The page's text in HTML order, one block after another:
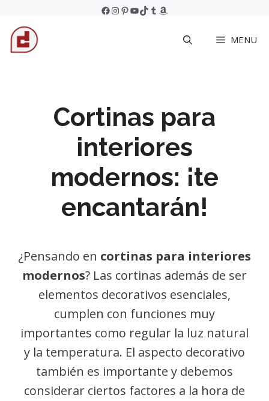
content
Facebook
Instagram
Pinterest
YouTube
TikTok
Tumblr
Amazon
MENU
Cortinas para
interiores
modernos: ¡te
encantarán!
¿Pensando en cortinas para interiores
modernos? Las cortinas además de ser
elementos decorativos esenciales,
cumplen con funciones muy
importantes como regular la luz natural
y la temperatura. El aspecto decorativo
también es importante y debemos
considerar ciertos factores a la hora de